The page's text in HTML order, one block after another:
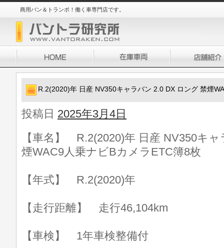
商用バン＆トランポ！働く車専門店です。
R.2(2020)年 日産 NV350キャラバン 2.0 DX ロング 禁煙
投稿日 2025年3月4日
【車名】 R.2(2020)年 日産 NV350キ
煙WAC9人乗ナビBカメラETC簿8枚
【年式】 R.2(2020)年
【走行距離】 走行46,104km
【車検】 1年車検整備付